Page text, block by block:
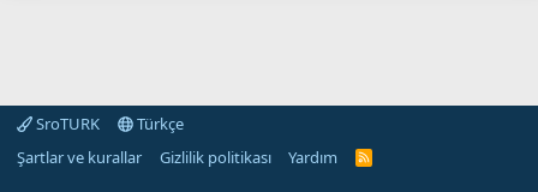
SroTURK
Türkçe
Şartlar ve kurallar
Gizlilik politikası Yardım
S